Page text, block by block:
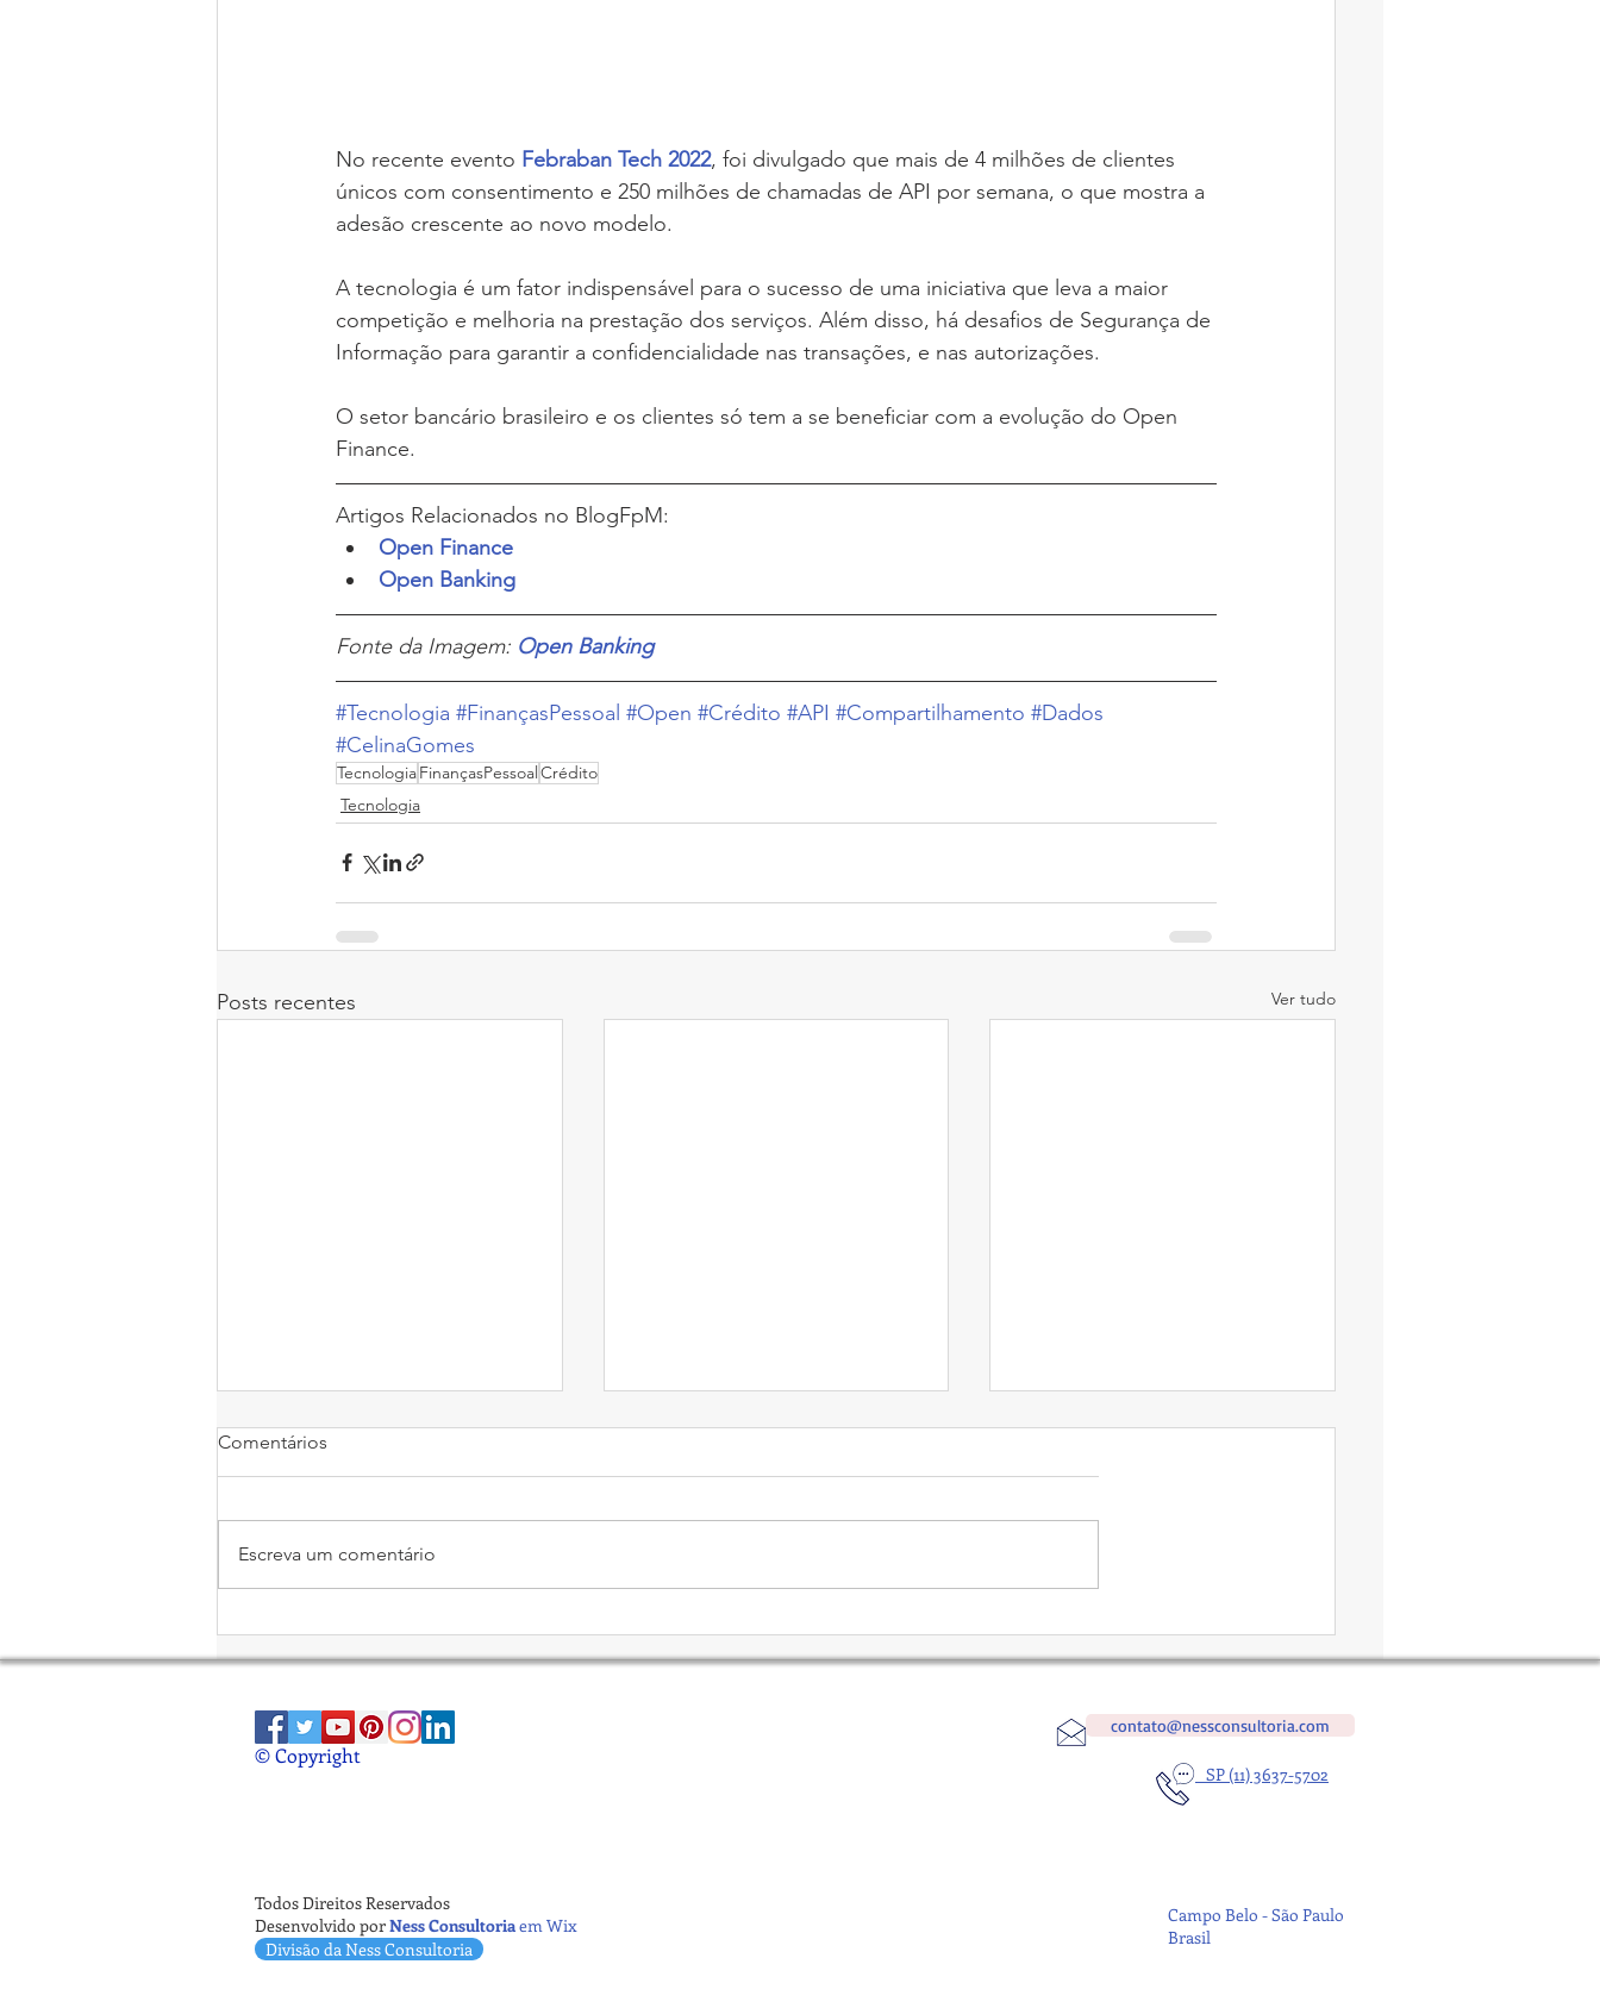
No recente evento Febraban Tech 2022, foi divulgado que mais de 4 milhões de clientes
únicos com consentimento e 250 milhões de chamadas de API por semana, o que mostra a
adesão crescente ao novo modelo.
A tecnologia é um fator indispensável para o sucesso de uma iniciativa que leva a maior
competição e melhoria na prestação dos serviços. Além disso, há desafios de Segurança de
Informação para garantir a confidencialidade nas transações, e nas autorizações.
O setor bancário brasileiro e os clientes só tem a se beneficiar com a evolução do Open
Finance.
Artigos Relacionados no BlogFpM:
Open Finance
Open Banking
Fonte da Imagem: Open Banking
#Tecnologia #FinançasPessoal #Open #Crédito #API #Compartilhamento #Dados
#CelinaGomes
TecnologiaFinançasPessoalCrédito
Tecnologia
Posts recentes Ver tudo
Open Banking, O que é?
Crédito. É bom?
Comentários
Escreva um comentário
© Copyright
Divisão da Ness Consultoria
Todos Direitos Reservados
Desenvolvido porNess Consultoriaem Wix
SP (11) 3637-5702
contato@nessconsultoria.com
Campo Belo - São Paulo
Brasil